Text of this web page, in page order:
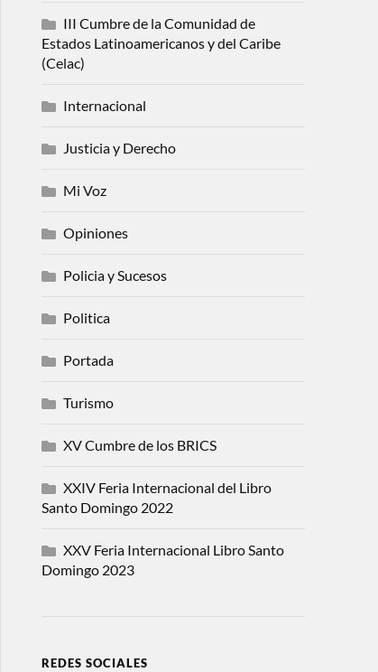
III Cumbre de la Comunidad de
Estados Latinoamericanos y del Caribe
(Celac)
Internacional
Justicia y Derecho
Mi Voz
Opiniones
Policia y Sucesos
Politica
Portada
Turismo
XV Cumbre de los BRICS
XXIV Feria Internacional del Libro
Santo Domingo 2022
XXV Feria Internacional Libro Santo
Domingo 2023
REDES SOCIALES